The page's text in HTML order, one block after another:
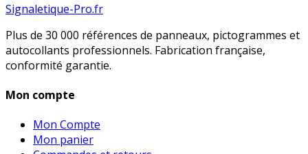
Signaletique-Pro.fr
Plus de 30 000 références de panneaux, pictogrammes et
autocollants professionnels. Fabrication française,
conformité garantie.
Mon compte
Mon Compte
Mon panier